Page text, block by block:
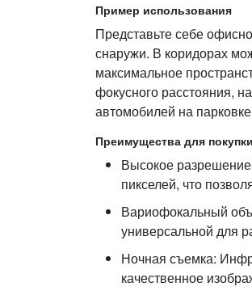
Пример использования
Представьте себе
снаружи. В коридорах
максимальное
фокусного расстояния,
автомобилей на
Преимущества для покупки
Высокое
пикселей, что
Вариофокальный
универсальной для
Ночная съемка:
качественное